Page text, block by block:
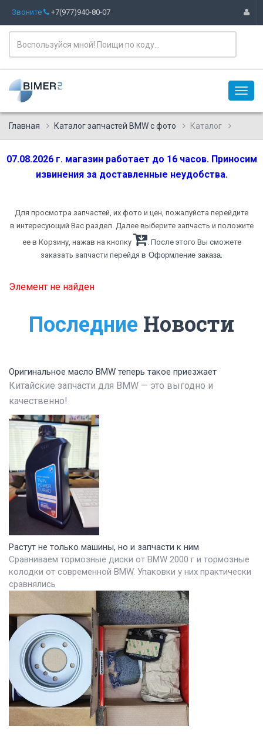
Звоните +7(977)940-80-07
Главная Каталог запчастей BMW с фото Каталог
07.08.2026 г. магазин работает до 16 часов. Приносим
извинения за доставленные неудобства.
Для просмотра запчастей, их фото и цен, пожалуйста перейдите
в интересующий Вас раздел. Далее выберите запчасть и положите
ее в Корзину, нажав на кнопку
. После этого Вы сможете
заказать запчасти перейдя в Оформление заказа.
Элемент не найден
Последние Новости
Оригинальное масло BMW теперь такое приезжает
Китайские запчасти для BMW — это выгодно и
качественно!
Растут не только машины, но и запчасти к ним
Сравниваем тормозные диски от BMW 2000 г и тормозные
колодки от современной BMW. Упаковки у них практически
сравнялись